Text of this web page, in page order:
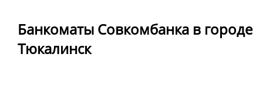
Банкоматы Совкомбанка в городе
Тюкалинск